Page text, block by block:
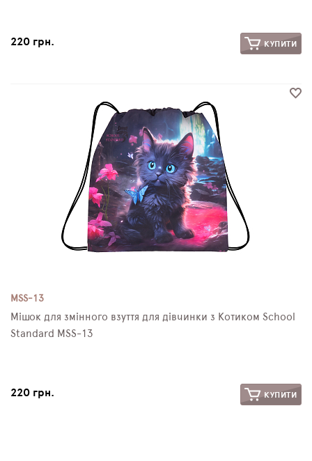
220 грн. КУПИТИ
MSS-13
Мішок для змінного взуття для дівчинки з Котиком School
Standard MSS-13
220 грн. КУПИТИ